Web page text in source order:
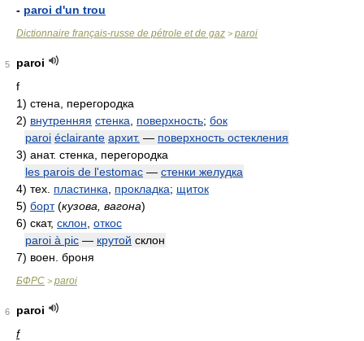
- paroi d'un trou
Dictionnaire français-russe de pétrole et de gaz > paroi
5
paroi
f
1) стена, перегородка
2) внутренняя стенка поверхность; бок
paroi éclairante архит. — поверхность остекления
3) анат. стенка, перегородка
les parois de l'estomac — стенки желудка
4) тех. пластинка прокладка; щиток
5) борт (кузова, вагона)
6) скат, склон откос
paroi à pic — крутой склон
7) воен. броня
БФРС > paroi
6
paroi
f